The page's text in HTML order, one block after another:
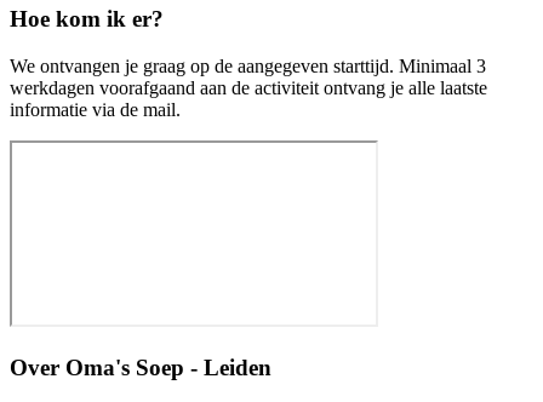
Hoe kom ik er?
We ontvangen je graag op de aangegeven starttijd. Minimaal 3
werkdagen voorafgaand aan de activiteit ontvang je alle laatste
informatie via de mail.
Over Oma's Soep - Leiden